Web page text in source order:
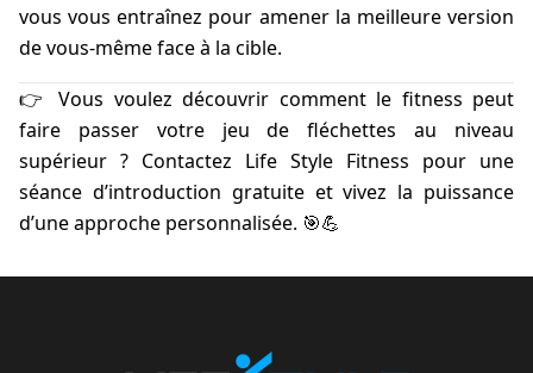
vous vous entraînez pour amener la meilleure version
de vous-même face à la cible.
👉 Vous voulez découvrir comment le fitness peut
faire passer votre jeu de fléchettes au niveau
supérieur ? Contactez Life Style Fitness pour une
séance d’introduction gratuite et vivez la puissance
d’une approche personnalisée. 🎯💪